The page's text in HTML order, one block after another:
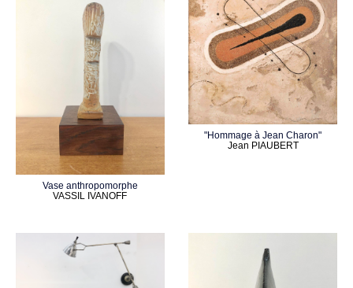
Vase anthropomorphe
VASSIL IVANOFF
"Hommage à Jean Charon"
Jean PIAUBERT